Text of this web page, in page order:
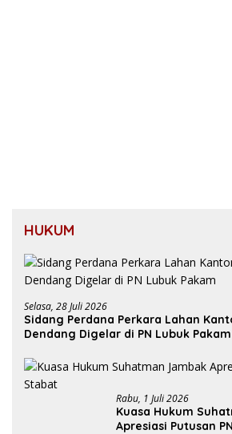
HUKUM
Selasa, 28 Juli 2026
Sidang Perdana Perkara Lahan
Dendang Digelar di PN Lubuk Pakam
Rabu, 1 Juli 2026
Kuasa Hukum
Apresiasi Putusan